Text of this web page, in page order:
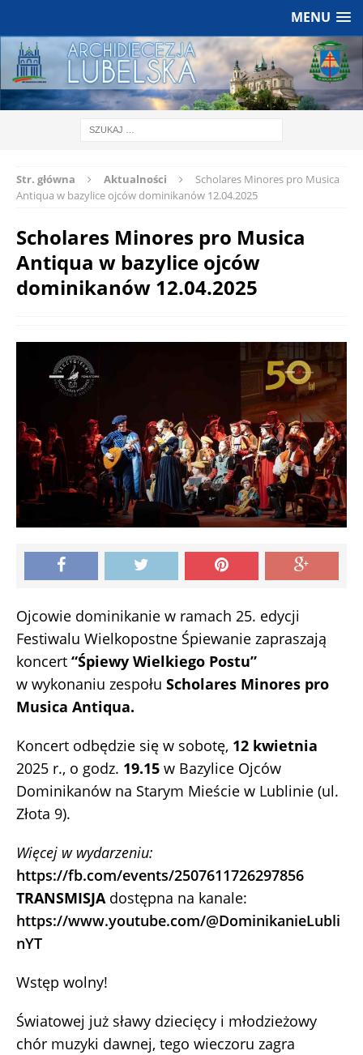
MENU
Str. główna Aktualności
Scholares Minores pro Musica
Antiqua w bazylice ojców dominikanów 12.04.2025
Scholares Minores pro Musica
Antiqua w bazylice ojców
dominikanów 12.04.2025
Ojcowie dominikanie w ramach 25. edycji
Festiwalu Wielkopostne Śpiewanie zapraszają
koncert “Śpiewy Wielkiego Postu”
w wykonaniu zespołu Scholares Minores pro
Musica Antiqua.
Koncert odbędzie się w sobotę, 12 kwietnia
2025 r., o godz. 19.15 w Bazylice Ojców
Dominikanów na Starym Mieście w Lublinie (ul.
Złota 9).
Więcej w wydarzeniu:
https://fb.com/events/2507611726297856
TRANSMISJAdostępna na kanale:
https://www.youtube.com/@DominikanieLubli
nYT
Wstęp wolny!
Światowej już sławy dziecięcy i młodzieżowy
chór muzyki dawnej, tego wieczoru zagra